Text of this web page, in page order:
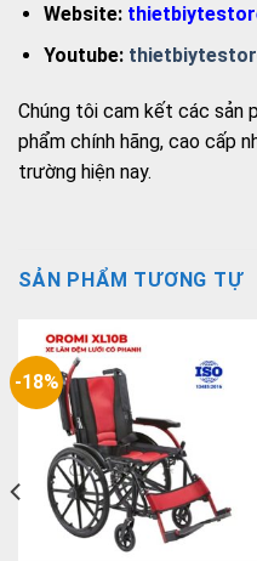
Website:
Youtube:
Chúng tôi cam kết các sản
phẩm chính hãng, cao cấp
trường hiện nay.
SẢN PHẨM TƯƠNG TỰ
-18%